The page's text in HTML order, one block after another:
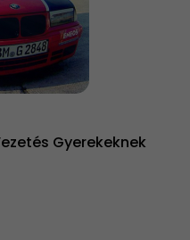
Gyerekeknek